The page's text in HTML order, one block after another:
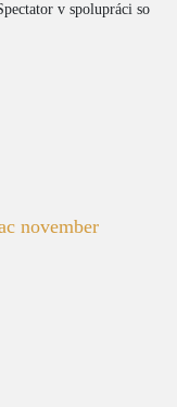
v spolupráci so
november